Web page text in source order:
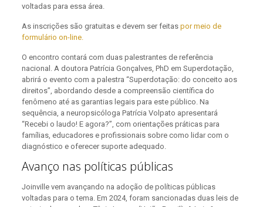
voltadas para essa área.
As inscrições são gratuitas e devem ser feitas por meio de
formulário on-line.
O encontro contará com duas palestrantes de referência
nacional. A doutora Patrícia Gonçalves, PhD em Superdotação,
abrirá o evento com a palestra “Superdotação: do conceito aos
direitos”, abordando desde a compreensão científica do
fenômeno até as garantias legais para este público. Na
sequência, a neuropsicóloga Patrícia Volpato apresentará
“Recebi o laudo! E agora?”, com orientações práticas para
famílias, educadores e profissionais sobre como lidar com o
diagnóstico e oferecer suporte adequado.
Avanço nas políticas públicas
Joinville vem avançando na adoção de políticas públicas
voltadas para o tema. Em 2024, foram sancionadas duas leis de